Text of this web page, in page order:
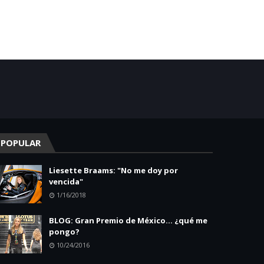
POPULAR
Liesette Braams: "No me doy por
vencida"
1/16/2018
BLOG: Gran Premio de México... ¿qué me
pongo?
10/24/2016